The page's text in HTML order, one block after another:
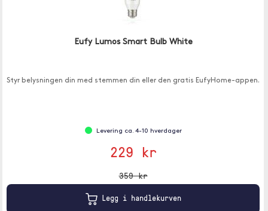
Eufy Lumos Smart Bulb White
Styr belysningen din med stemmen din eller den gratis EufyHome-appen.
Levering ca. 4-10 hverdager
229 kr
359 kr
Legg i handlekurven